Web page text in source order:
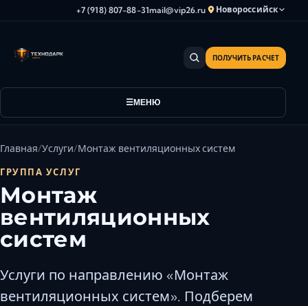
+7 (918) 807-88-31mail@vip26.ru Новороссийск
Анапа
Владикавказ
Камышин
Каспийск
МЕНЮ
ПОЛУЧИТЬ РАСЧЕТ
Главная Услуги Монтаж вентиляционных систем
ГРУППА УСЛУГ
Монтаж
вентиляционных
систем
Услуги по направлению «Монтаж
вентиляционных систем». Подберем